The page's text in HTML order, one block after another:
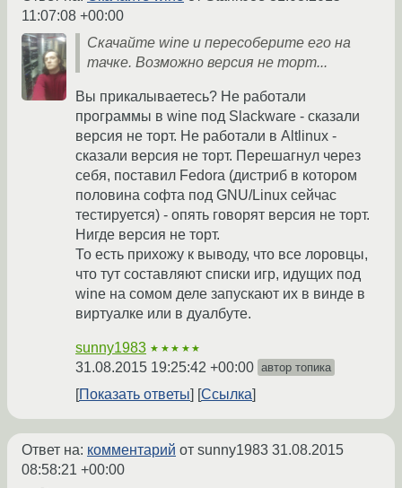
11:07:08 +00:00
Скачайте wine и пересоберите его на
тачке. Возможно версия не торт...
Вы прикалываетесь? Не работали
программы в wine под Slackware - сказали
версия не торт. Не работали в Altlinux -
сказали версия не торт. Перешагнул через
себя, поставил Fedora (дистриб в котором
половина софта под GNU/Linux сейчас
тестируется) - опять говорят версия не торт.
Нигде версия не торт.
То есть прихожу к выводу, что все лоровцы,
что тут составляют списки игр, идущих под
wine на сомом деле запускают их в винде в
виртуалке или в дуалбуте.
sunny1983 ★★★★★
31.08.2015 19:25:42 +00:00 автор топика
Показать ответы Ссылка
Ответ на: комментарий от sunny1983 31.08.2015
08:58:21 +00:00